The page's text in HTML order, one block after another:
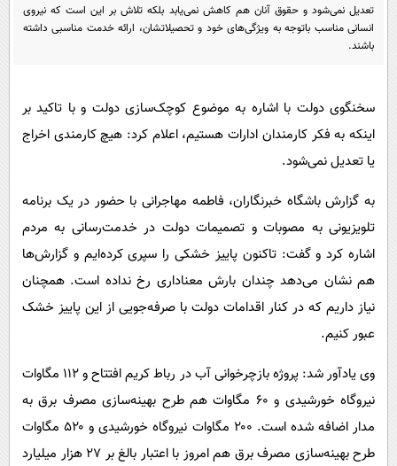
سرگرمی
حوادث
محیط زیست
فرهنگی
بین الملل
حیات وحش
پیامک
روانشناسی
دانلود
تعدیل نمی‌شود و حقوق آنان هم کاهش نمی‌یابد بلکه تلاش بر این است که نیروی
انسانی مناسب باتوجه به ویژگی‌های خود و تحصیلاتشان، ارائه خدمت مناسبی داشته
باشند.
سخنگوی دولت با اشاره به موضوع کوچک‌سازی دولت و با تاکید بر
اینکه به فکر کارمندان ادارات هستیم، اعلام کرد: هیچ کارمندی اخراج
یا تعدیل نمی‌شود.
به گزارش باشگاه خبرنگاران، فاطمه مهاجرانی با حضور در یک برنامه
تلویزیونی به مصوبات و تصمیمات دولت در خدمت‌رسانی به مردم
اشاره کرد و گفت: تاکنون پاییز خشکی را سپری کرده‌ایم و گزارش‌ها
هم نشان می‌دهد چندان بارش معناداری رخ نداده است. همچنان
نیاز داریم که در کنار اقدامات دولت با صرفه‌جویی از این پاییز خشک
عبور کنیم.
وی یادآور شد: پروژه بازچرخوانی آب در رباط کریم افتتاح و ۱۱۲ مگاوات
نیروگاه خورشیدی و ۶۰ مگاوات هم طرح بهینه‌سازی مصرف برق به
مدار اضافه شده است. ۲۰۰ مگاوات نیروگاه خورشیدی و ۵۲۰ مگاوات
طرح بهینه‌سازی مصرف برق هم امروز با اعتبار بالغ بر ۲۷ هزار میلیارد